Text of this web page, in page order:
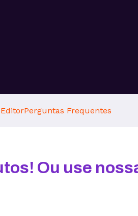
Perguntas Frequentes
Ou use